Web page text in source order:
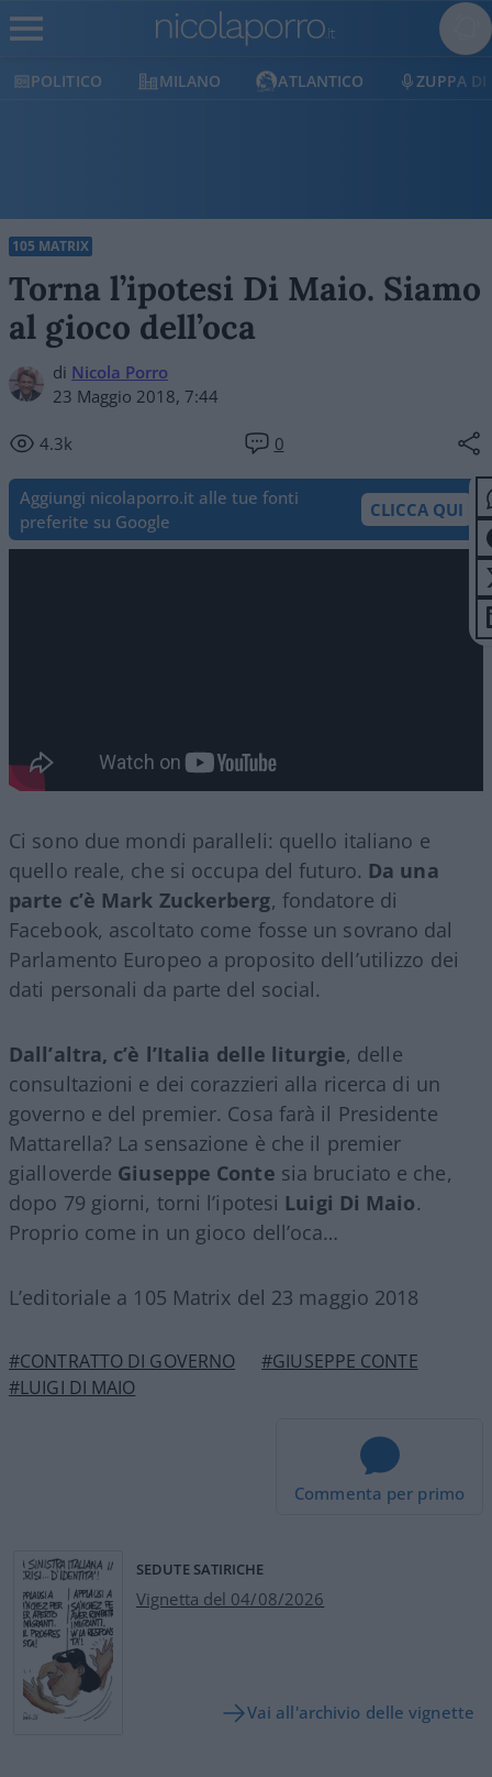
POLITICO MILANO ATLANTICO ZUPPA DI
105 MATRIX
Torna l’ipotesi Di Maio. Siamo
al gioco dell’oca
di Nicola Porro
23 Maggio 2018, 7:44
4.3k 0
Aggiungi nicolaporro.it alle tue fonti
preferite su Google
CLICCA QUI
Ci sono due mondi paralleli: quello italiano e
quello reale, che si occupa del futuro. Da una
parte c’è Mark Zuckerberg, fondatore di
Facebook, ascoltato come fosse un sovrano dal
Parlamento Europeo a proposito dell’utilizzo dei
dati personali da parte del social.
Dall’altra, c’è l’Italia delle liturgie, delle
consultazioni e dei corazzieri alla ricerca di un
governo e del premier. Cosa farà il Presidente
Mattarella? La sensazione è che il premier
gialloverde Giuseppe Conte sia bruciato e che,
dopo 79 giorni, torni l’ipotesi Luigi Di Maio.
Proprio come in un gioco dell’oca…
L’editoriale a 105 Matrix del 23 maggio 2018
#CONTRATTO DI GOVERNO
#GIUSEPPE CONTE
#LUIGI DI MAIO
Commenta per primo
SEDUTE SATIRICHE
Vignetta del 04/08/2026
Vai all'archivio delle vignette